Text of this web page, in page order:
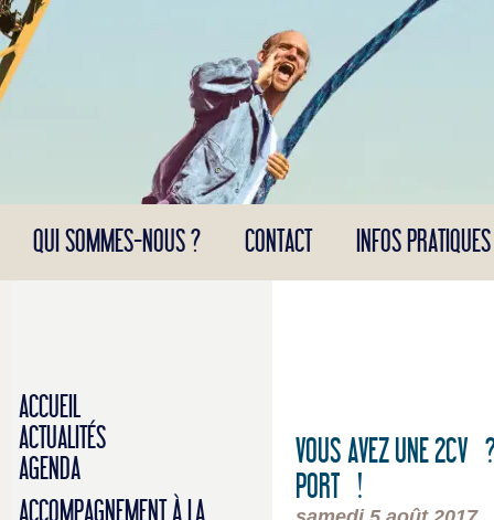
Panneau de gestion des cookies
QUI SOMMES-NOUS ? CONTACT INFOS PRATIQUES
ACCUEIL
ACTUALITÉS
AGENDA
ACCOMPAGNEMENT À LA
VOUS AVEZ UNE 2CV
PORT !